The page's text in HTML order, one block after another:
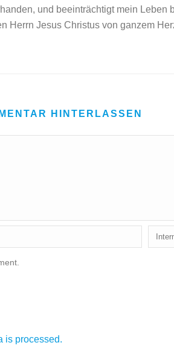
und beeinträchtigt mein Leben
Jesus Christus von ganzem
HINTERLASSEN
is processed.